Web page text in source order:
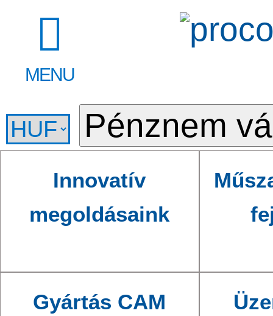
MENU
Innovatív
megoldásaink
Gyártás CAM